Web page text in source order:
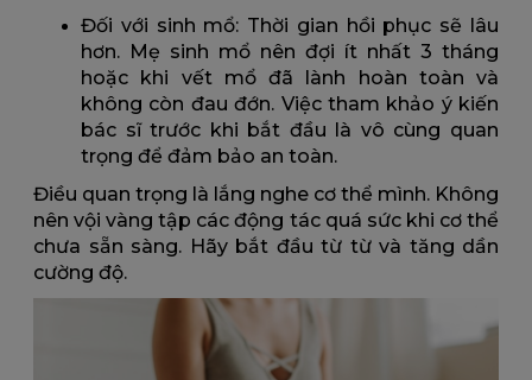
Đối với sinh mổ: Thời gian hồi phục sẽ lâu
hơn. Mẹ sinh mổ nên đợi ít nhất 3 tháng
hoặc khi vết mổ đã lành hoàn toàn và
không còn đau đớn. Việc tham khảo ý kiến
bác sĩ trước khi bắt đầu là vô cùng quan
trọng để đảm bảo an toàn.
Điều quan trọng là lắng nghe cơ thể mình. Không
nên vội vàng tập các động tác quá sức khi cơ thể
chưa sẵn sàng. Hãy bắt đầu từ từ và tăng dần
cường độ.